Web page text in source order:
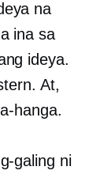
na
ina sa
ideya.
At,
hanga.
galing ni